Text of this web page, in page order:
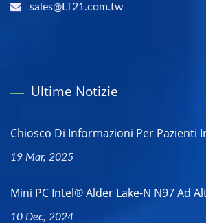
sales@LT21.com.tw
Ultime Notizie
Chiosco Di Informazioni Per Pazienti
19 Mar, 2025
Mini PC Intel® Alder Lake-N N97 Ad
10 Dec, 2024